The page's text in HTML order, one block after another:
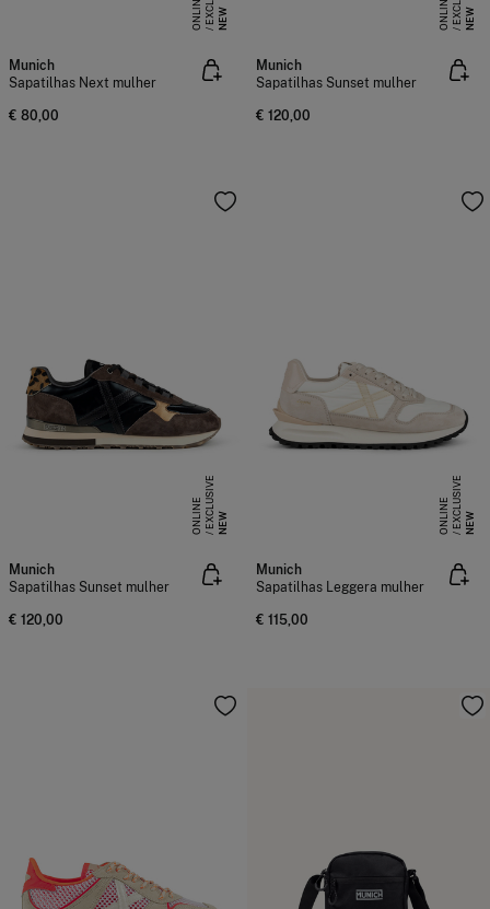
NEW
U
E
Munich
Sapatilhas Next mulher
€ 80,00
NEW
U
E
Munich
Sapatilhas Sunset mulher
€ 120,00
NEW
E
X
C
L
US
I
V
E
O
N
L
I
N
E
Munich
Sapatilhas Sunset mulher
€ 120,00
NEW
E
X
C
L
US
I
V
E
O
N
L
I
N
E
Munich
Sapatilhas Leggera mulher
€ 115,00